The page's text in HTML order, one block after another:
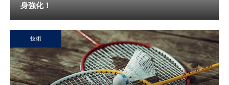
身強化！
技術